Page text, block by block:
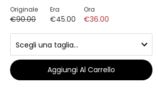
Originale
€90.00
Era
€45.00
Ora
€36.00
Aggiungi Al Carrello